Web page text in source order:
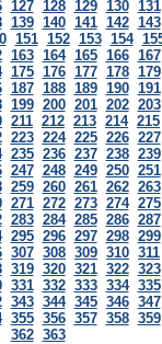
127 128 129 130 131
139 140 141 142 143
151 152 153 154
163 164 165 166 167
175 176 177 178 179
187 188 189 190 191
199 200 201 202 203
211 212 213 214 215
223 224 225 226 227
235 236 237 238 239
247 248 249 250 251
259 260 261 262 263
271 272 273 274 275
283 284 285 286 287
295 296 297 298 299
307 308 309 310 311
319 320 321 322 323
331 332 333 334 335
343 344 345 346 347
355 356 357 358 359
362 363